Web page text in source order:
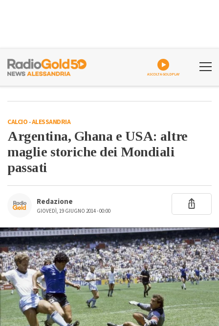
ASCOLTA GOLDPLAY
CALCIO-ALESSANDRIA
Argentina, Ghana e USA: altre
maglie storiche dei Mondiali
passati
Redazione
GIOVEDÌ, 19 GIUGNO 2014 - 00:00